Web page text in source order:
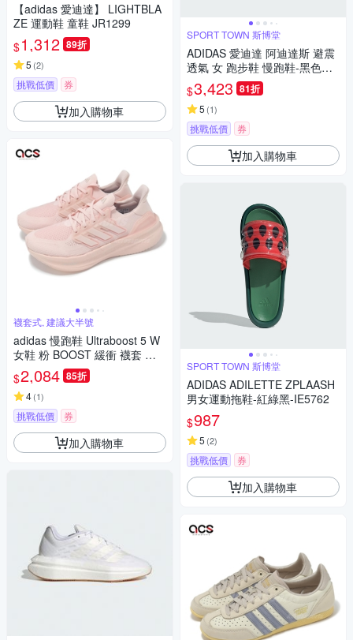
【adidas 愛迪達】 LIGHTBLA
ZE 運動鞋 童鞋 JR1299
$1,312 89折
5 (2)
挑戰低價 券
加入購物車
襪套式, 建議大半號
adidas 慢跑鞋 Ultraboost 5 W
女鞋 粉 BOOST 緩衝 襪套 運
動鞋 愛迪達 ID8845
$2,084 85折
4(1)
挑戰低價 券
加入購物車
SPORT TOWN 斯博堂
ADIDAS 愛迪達 阿迪達斯 避震
透氣 女 跑步鞋 慢跑鞋-黑色系-
adizero Evo SL W-JP7147
$3,423 81折
5 (1)
挑戰低價 券
加入購物車
SPORT TOWN 斯博堂
ADIDAS ADILETTE ZPLAASH
男女運動拖鞋-紅綠黑-IE5762
$987
5 (2)
挑戰低價 券
加入購物車